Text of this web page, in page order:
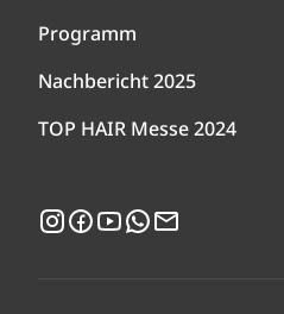
Programm
Nachbericht 2025
TOP HAIR Messe 2024
Instagram
Facebook
YouTubeWhatsApp